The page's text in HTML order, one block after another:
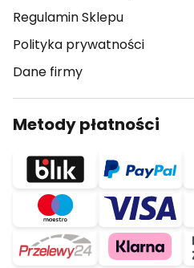
Regulamin Sklepu
Polityka prywatności
Dane firmy
Metody płatności